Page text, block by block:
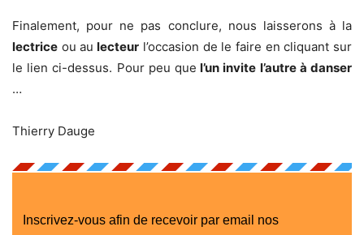
Finalement, pour ne pas conclure, nous laisserons à la
lectrice ou au lecteur l’occasion de le faire en cliquant sur
le lien ci-dessus. Pour peu que l’un invite l’autre à danser
…
Thierry Dauge
Inscrivez-vous afin de recevoir par email nos